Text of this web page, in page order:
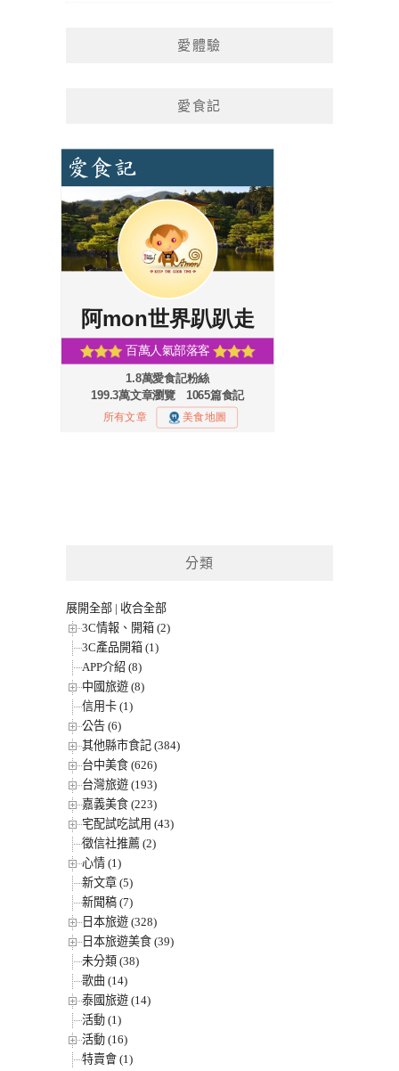
愛體驗
愛食記
分類
展開全部 | 收合全部
3C情報、開箱 (2)
3C產品開箱 (1)
APP介紹 (8)
中國旅遊 (8)
信用卡 (1)
公告 (6)
其他縣市食記 (384)
台中美食 (626)
台灣旅遊 (193)
嘉義美食 (223)
宅配試吃試用 (43)
徵信社推薦 (2)
心情 (1)
新文章 (5)
新聞稿 (7)
日本旅遊 (328)
日本旅遊美食 (39)
未分類 (38)
歌曲 (14)
泰國旅遊 (14)
活動 (1)
活動 (16)
特賣會 (1)